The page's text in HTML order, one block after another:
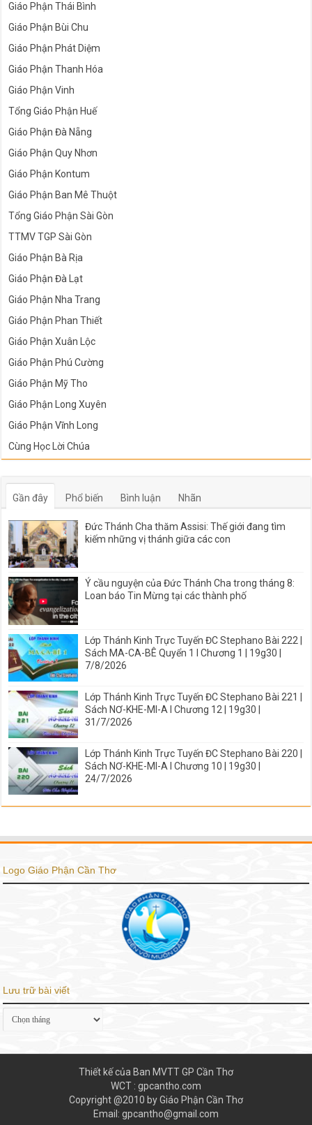
Giáo Phận Thái Bình
Giáo Phận Bùi Chu
Giáo Phận Phát Diệm
Giáo Phận Thanh Hóa
Giáo Phận Vinh
Tổng Giáo Phận Huế
Giáo Phận Đà Nẵng
Giáo Phận Quy Nhơn
Giáo Phận Kontum
Giáo Phận Ban Mê Thuột
Tổng Giáo Phận Sài Gòn
TTMV TGP Sài Gòn
Giáo Phận Bà Rịa
Giáo Phận Đà Lạt
Giáo Phận Nha Trang
Giáo Phận Phan Thiết
Giáo Phận Xuân Lộc
Giáo Phận Phú Cường
Giáo Phận Mỹ Tho
Giáo Phận Long Xuyên
Giáo Phận Vĩnh Long
Cùng Học Lời Chúa
Gần đây Phổ biến Bình luận Nhãn
Đức Thánh Cha thăm Assisi: Thế giới đang tìm
kiếm những vị thánh giữa các con
Ý cầu nguyện của Đức Thánh Cha trong tháng 8:
Loan báo Tin Mừng tại các thành phố
Lớp Thánh Kinh Trực Tuyến ĐC Stephano Bài 222 |
Sách MA-CA-BÊ Quyển 1 I Chương 1 | 19g30 |
7/8/2026
Lớp Thánh Kinh Trực Tuyến ĐC Stephano Bài 221 |
Sách NƠ-KHE-MI-A I Chương 12 | 19g30 |
31/7/2026
Lớp Thánh Kinh Trực Tuyến ĐC Stephano Bài 220 |
Sách NƠ-KHE-MI-A I Chương 10 | 19g30 |
24/7/2026
Logo Giáo Phận Cần Thơ
Lưu trữ bài viết
Lưu
trữ
Thiết kế của Ban MVTT GP Cần Thơ
WCT : gpcantho.com
Copyright @2010 by Giáo Phận Cần Thơ
Email: gpcantho@gmail.com